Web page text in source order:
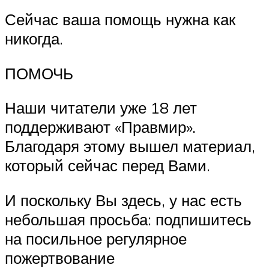
Сейчас ваша помощь нужна как
никогда.
ПОМОЧЬ
Наши читатели уже 18 лет
поддерживают «Правмир».
Благодаря этому вышел материал,
который сейчас перед Вами.
И поскольку Вы здесь, у нас есть
небольшая просьба: подпишитесь
на посильное регулярное
пожертвование